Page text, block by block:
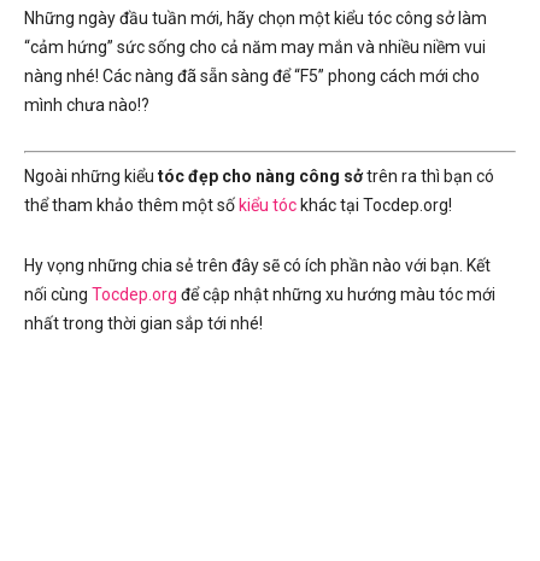
Những ngày đầu tuần mới, hãy chọn một kiểu tóc công sở làm
“cảm hứng” sức sống cho cả năm may mắn và nhiều niềm vui
nàng nhé! Các nàng đã sẵn sàng để “F5” phong cách mới cho
mình chưa nào!?
Ngoài những kiểu tóc đẹp cho nàng công sởtrên ra thì bạn có
thể tham khảo thêm một sốkiểu tóckhác tại Tocdep.org!
Hy vọng những chia sẻ trên đây sẽ có ích phần nào với bạn. Kết
nối cùng Tocdep.org để cập nhật những xu hướng màu tóc mới
nhất trong thời gian sắp tới nhé!